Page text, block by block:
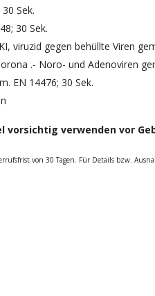
Sek.
30 Sek.
viruzid gegen behüllte Viren
.- Noro- und Adenoviren
EN 14476; 30 Sek.
vorsichtig verwenden vor
von 30 Tagen. Für Details bzw.